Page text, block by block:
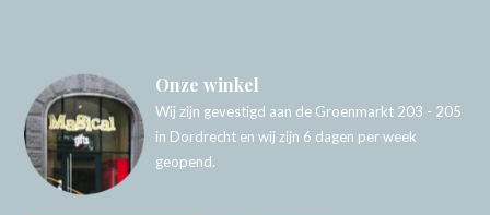
Onze winkel
Wij zijn gevestigd aan de Groenmarkt 203 - 205
in Dordrecht en wij zijn 6 dagen per week
geopend.